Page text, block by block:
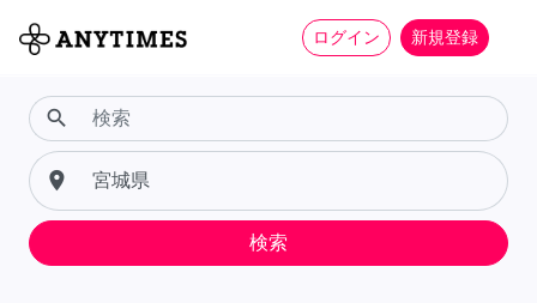
ログイン 新規登録
search
place
検索